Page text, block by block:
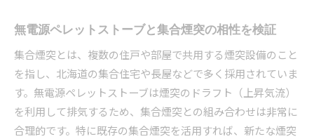
無電源ペレットストーブと集合煙突の相性を検証
集合煙突とは、複数の住戸や部屋で共用する煙突設備のこと
を指し、北海道の集合住宅や長屋などで多く採用されていま
す。無電源ペレットストーブは煙突のドラフト（上昇気流）
を利用して排気するため、集合煙突との組み合わせは非常に
合理的です。特に既存の集合煙突を活用すれば、新たな煙突